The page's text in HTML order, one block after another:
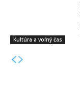
Kultúra a voľný čas